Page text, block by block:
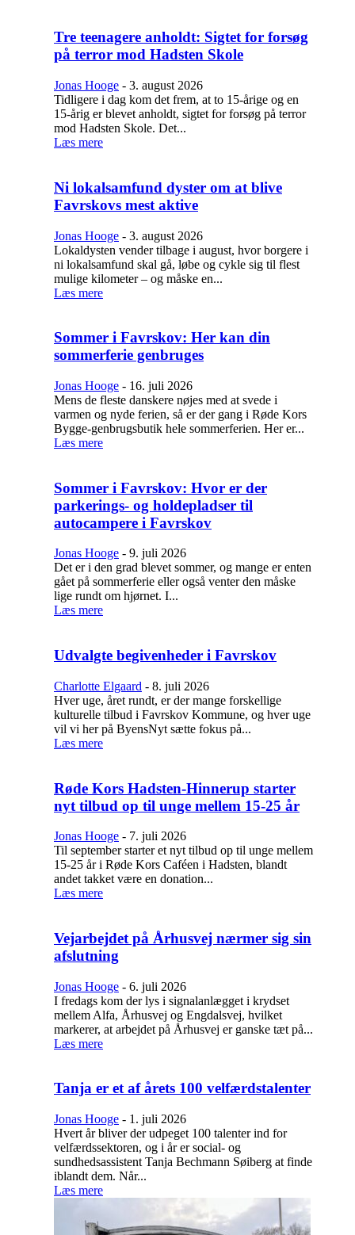
Tre teenagere anholdt: Sigtet for forsøg
på terror mod Hadsten Skole
Jonas Hooge - 3. august 2026
Tidligere i dag kom det frem, at to 15-årige og en
15-årig er blevet anholdt, sigtet for forsøg på terror
mod Hadsten Skole. Det...
Læs mere
Ni lokalsamfund dyster om at blive
Favrskovs mest aktive
Jonas Hooge - 3. august 2026
Lokaldysten vender tilbage i august, hvor borgere i
ni lokalsamfund skal gå, løbe og cykle sig til flest
mulige kilometer – og måske en...
Læs mere
Sommer i Favrskov: Her kan din
sommerferie genbruges
Jonas Hooge - 16. juli 2026
Mens de fleste danskere nøjes med at svede i
varmen og nyde ferien, så er der gang i Røde Kors
Bygge-genbrugsbutik hele sommerferien. Her er...
Læs mere
Sommer i Favrskov: Hvor er der
parkerings- og holdepladser til
autocampere i Favrskov
Jonas Hooge - 9. juli 2026
Det er i den grad blevet sommer, og mange er enten
gået på sommerferie eller også venter den måske
lige rundt om hjørnet. I...
Læs mere
Udvalgte begivenheder i Favrskov
Charlotte Elgaard - 8. juli 2026
Hver uge, året rundt, er der mange forskellige
kulturelle tilbud i Favrskov Kommune, og hver uge
vil vi her på ByensNyt sætte fokus på...
Læs mere
Røde Kors Hadsten-Hinnerup starter
nyt tilbud op til unge mellem 15-25 år
Jonas Hooge - 7. juli 2026
Til september starter et nyt tilbud op til unge mellem
15-25 år i Røde Kors Caféen i Hadsten, blandt
andet takket være en donation...
Læs mere
Vejarbejdet på Århusvej nærmer sig sin
afslutning
Jonas Hooge - 6. juli 2026
I fredags kom der lys i signalanlægget i krydset
mellem Alfa, Århusvej og Engdalsvej, hvilket
markerer, at arbejdet på Århusvej er ganske tæt på...
Læs mere
Tanja er et af årets 100 velfærdstalenter
Jonas Hooge - 1. juli 2026
Hvert år bliver der udpeget 100 talenter ind for
velfærdssektoren, og i år er social- og
sundhedsassistent Tanja Bechmann Søiberg at finde
iblandt dem. Når...
Læs mere